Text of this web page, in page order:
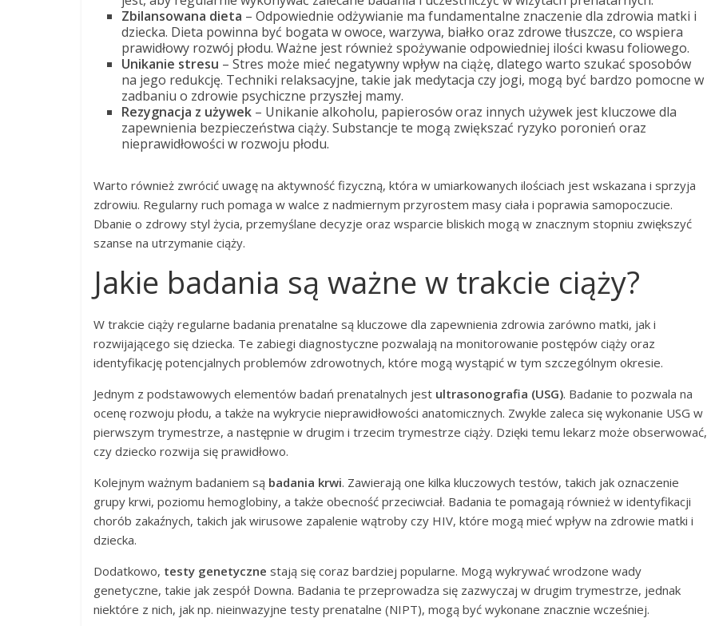
Zbilansowana dieta – Odpowiednie odżywianie ma fundamentalne znaczenie dla zdrowia matki i
dziecka. Dieta powinna być bogata w owoce, warzywa, białko oraz zdrowe tłuszcze, co wspiera
prawidłowy rozwój płodu. Ważne jest również spożywanie odpowiedniej ilości kwasu foliowego.
Unikanie stresu – Stres może mieć negatywny wpływ na ciążę, dlatego warto szukać sposobów
na jego redukcję. Techniki relaksacyjne, takie jak medytacja czy jogi, mogą być bardzo pomocne w
zadbaniu o zdrowie psychiczne przyszłej mamy.
Rezygnacja z używek – Unikanie alkoholu, papierosów oraz innych używek jest kluczowe dla
zapewnienia bezpieczeństwa ciąży. Substancje te mogą zwiększać ryzyko poronień oraz
nieprawidłowości w rozwoju płodu.
Warto również zwrócić uwagę na aktywność fizyczną, która w umiarkowanych ilościach jest wskazana i sprzyja
zdrowiu. Regularny ruch pomaga w walce z nadmiernym przyrostem masy ciała i poprawia samopoczucie.
Dbanie o zdrowy styl życia, przemyślane decyzje oraz wsparcie bliskich mogą w znacznym stopniu zwiększyć
szanse na utrzymanie ciąży.
Jakie badania są ważne w trakcie ciąży?
W trakcie ciąży regularne badania prenatalne są kluczowe dla zapewnienia zdrowia zarówno matki, jak i
rozwijającego się dziecka. Te zabiegi diagnostyczne pozwalają na monitorowanie postępów ciąży oraz
identyfikację potencjalnych problemów zdrowotnych, które mogą wystąpić w tym szczególnym okresie.
Jednym z podstawowych elementów badań prenatalnych jest ultrasonografia (USG). Badanie to pozwala na
ocenę rozwoju płodu, a także na wykrycie nieprawidłowości anatomicznych. Zwykle zaleca się wykonanie USG w
pierwszym trymestrze, a następnie w drugim i trzecim trymestrze ciąży. Dzięki temu lekarz może obserwować,
czy dziecko rozwija się prawidłowo.
Kolejnym ważnym badaniem są badania krwi. Zawierają one kilka kluczowych testów, takich jak oznaczenie
grupy krwi, poziomu hemoglobiny, a także obecność przeciwciał. Badania te pomagają również w identyfikacji
chorób zakaźnych, takich jak wirusowe zapalenie wątroby czy HIV, które mogą mieć wpływ na zdrowie matki i
dziecka.
Dodatkowo, testy genetyczne stają się coraz bardziej popularne. Mogą wykrywać wrodzone wady
genetyczne, takie jak zespół Downa. Badania te przeprowadza się zazwyczaj w drugim trymestrze, jednak
niektóre z nich, jak np. nieinwazyjne testy prenatalne (NIPT), mogą być wykonane znacznie wcześniej.